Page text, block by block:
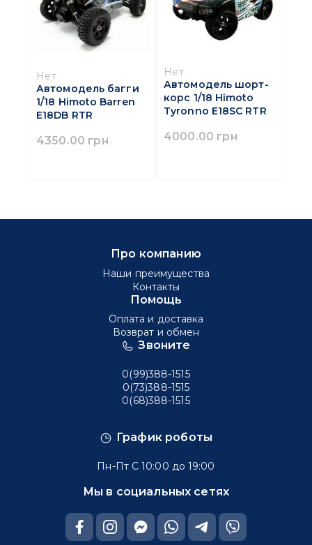
Нет
Автомодель багги
1/18 Himoto Barren
E18DB RTR
4350.00 грн
Нет
Автомодель шорт-
корс 1/18 Himoto
Tyronno E18SC RTR
4000.00 грн
График роботы
Пн-Пт С 10:00 до 19:00
Мы в социальных сетях
Звоните
0(99)388-1515
0(73)388-1515
0(68)388-1515
Про компанию
Наши преимущества
Контакты
Помощь
Оплата и доставка
Возврат и обмен